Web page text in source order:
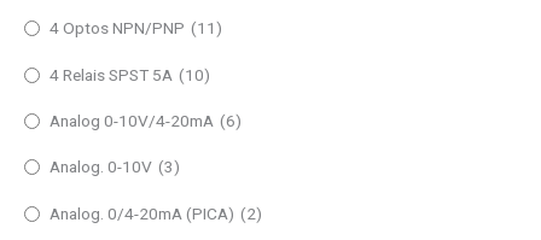
4 Optos NPN/PNP (11)
4 Relais SPST 5A (10)
Analog 0-10V/4-20mA (6)
Analog. 0-10V (3)
Analog. 0/4-20mA (PICA) (2)